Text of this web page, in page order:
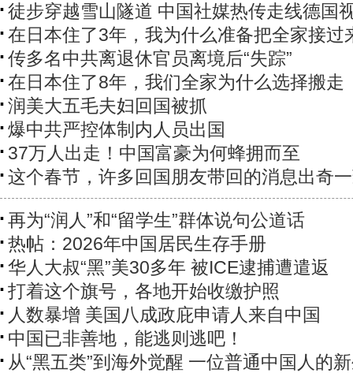
徒步穿越雪山隧道 中国社媒热传走线德国
在日本住了3年，我为什么准备把全家接过
传多名中共离退休官员离境后“失踪”
在日本住了8年，我们全家为什么选择搬走
润美大五毛夫妇回国被抓
爆中共严控体制内人员出国
37万人出走！中国富豪为何蜂拥而至
这个春节，许多回国朋友带回的消息出奇
再为“润人”和“留学生”群体说句公道话
热帖：2026年中国居民生存手册
华人大叔“黑”美30多年 被ICE逮捕遭遣返
打着这个旗号，各地开始收缴护照
人数暴增 美国八成政庇申请人来自中国
中国已非善地，能逃则逃吧！
从“黑五类”到海外觉醒 一位普通中国人的